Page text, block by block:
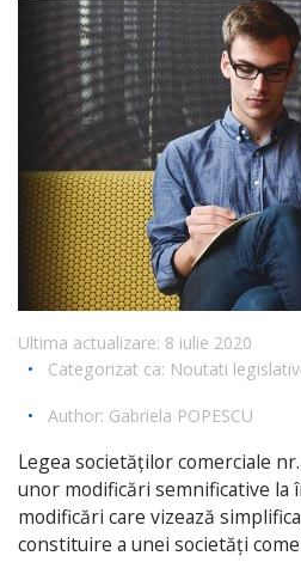
Ultima actualizare: 8 iulie 2020
•
Categorizat ca: Noutati
• Author: Gabriela POPESCU
Legea societăților comerciale
unor modificări semnificative la
modificări care vizează
constituire a unei societăți